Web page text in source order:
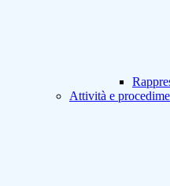
Attività e